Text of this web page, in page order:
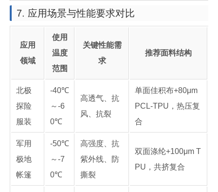
7. 应用场景与性能要求对比
应用
领域
使用
温度
范围
关键性能需
求
推荐面料结构
北极
探险
服装
-40℃
～-6
0℃
高透气、抗
风、抗裂
单面佳积布+80μm
PCL-TPU，热压复
合
军用
极地
帐篷
-50℃
～-7
0℃
高强度、抗
紫外线、防
撕裂
双面涤纶+100μm T
PU，共挤复合